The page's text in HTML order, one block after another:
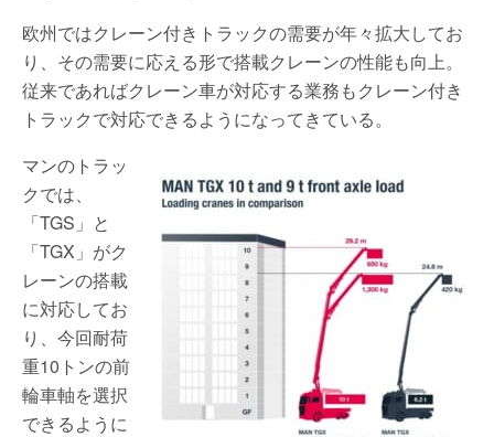
欧州ではクレーン付きトラックの需要が年々拡大してお
り、その需要に応える形で搭載クレーンの性能も向上。
従来であればクレーン車が対応する業務もクレーン付き
トラックで対応できるようになってきている。
マンのトラッ
クでは、
「TGS」と
「TGX」がク
レーンの搭載
に対応してお
り、今回耐荷
重10トンの前
輪車軸を選択
できるように